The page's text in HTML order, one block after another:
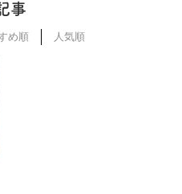
事
め順 人気順